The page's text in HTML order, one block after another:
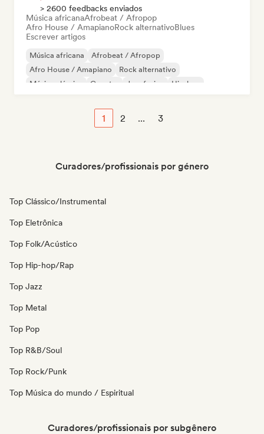
> 2600 feedbacks enviados
Música africanaAfrobeat / Afropop
Afro House / AmapianoRock alternativoBlues
Escrever artigos
Música africana
Afrobeat / Afropop
Afro House / Amapiano
Rock alternativo
Música clássica
Country Jazz fusion Hip-hop
1 2 ... 3
Curadores/profissionais por género
Top Clássico/Instrumental
Top Eletrônica
Top Folk/Acústico
Top Hip-hop/Rap
Top Jazz
Top Metal
Top Pop
Top R&B/Soul
Top Rock/Punk
Top Música do mundo / Espiritual
Curadores/profissionais por subgênero